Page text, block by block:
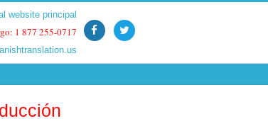
website principal
1 877 255-0717
website principal
1 877 255-0717